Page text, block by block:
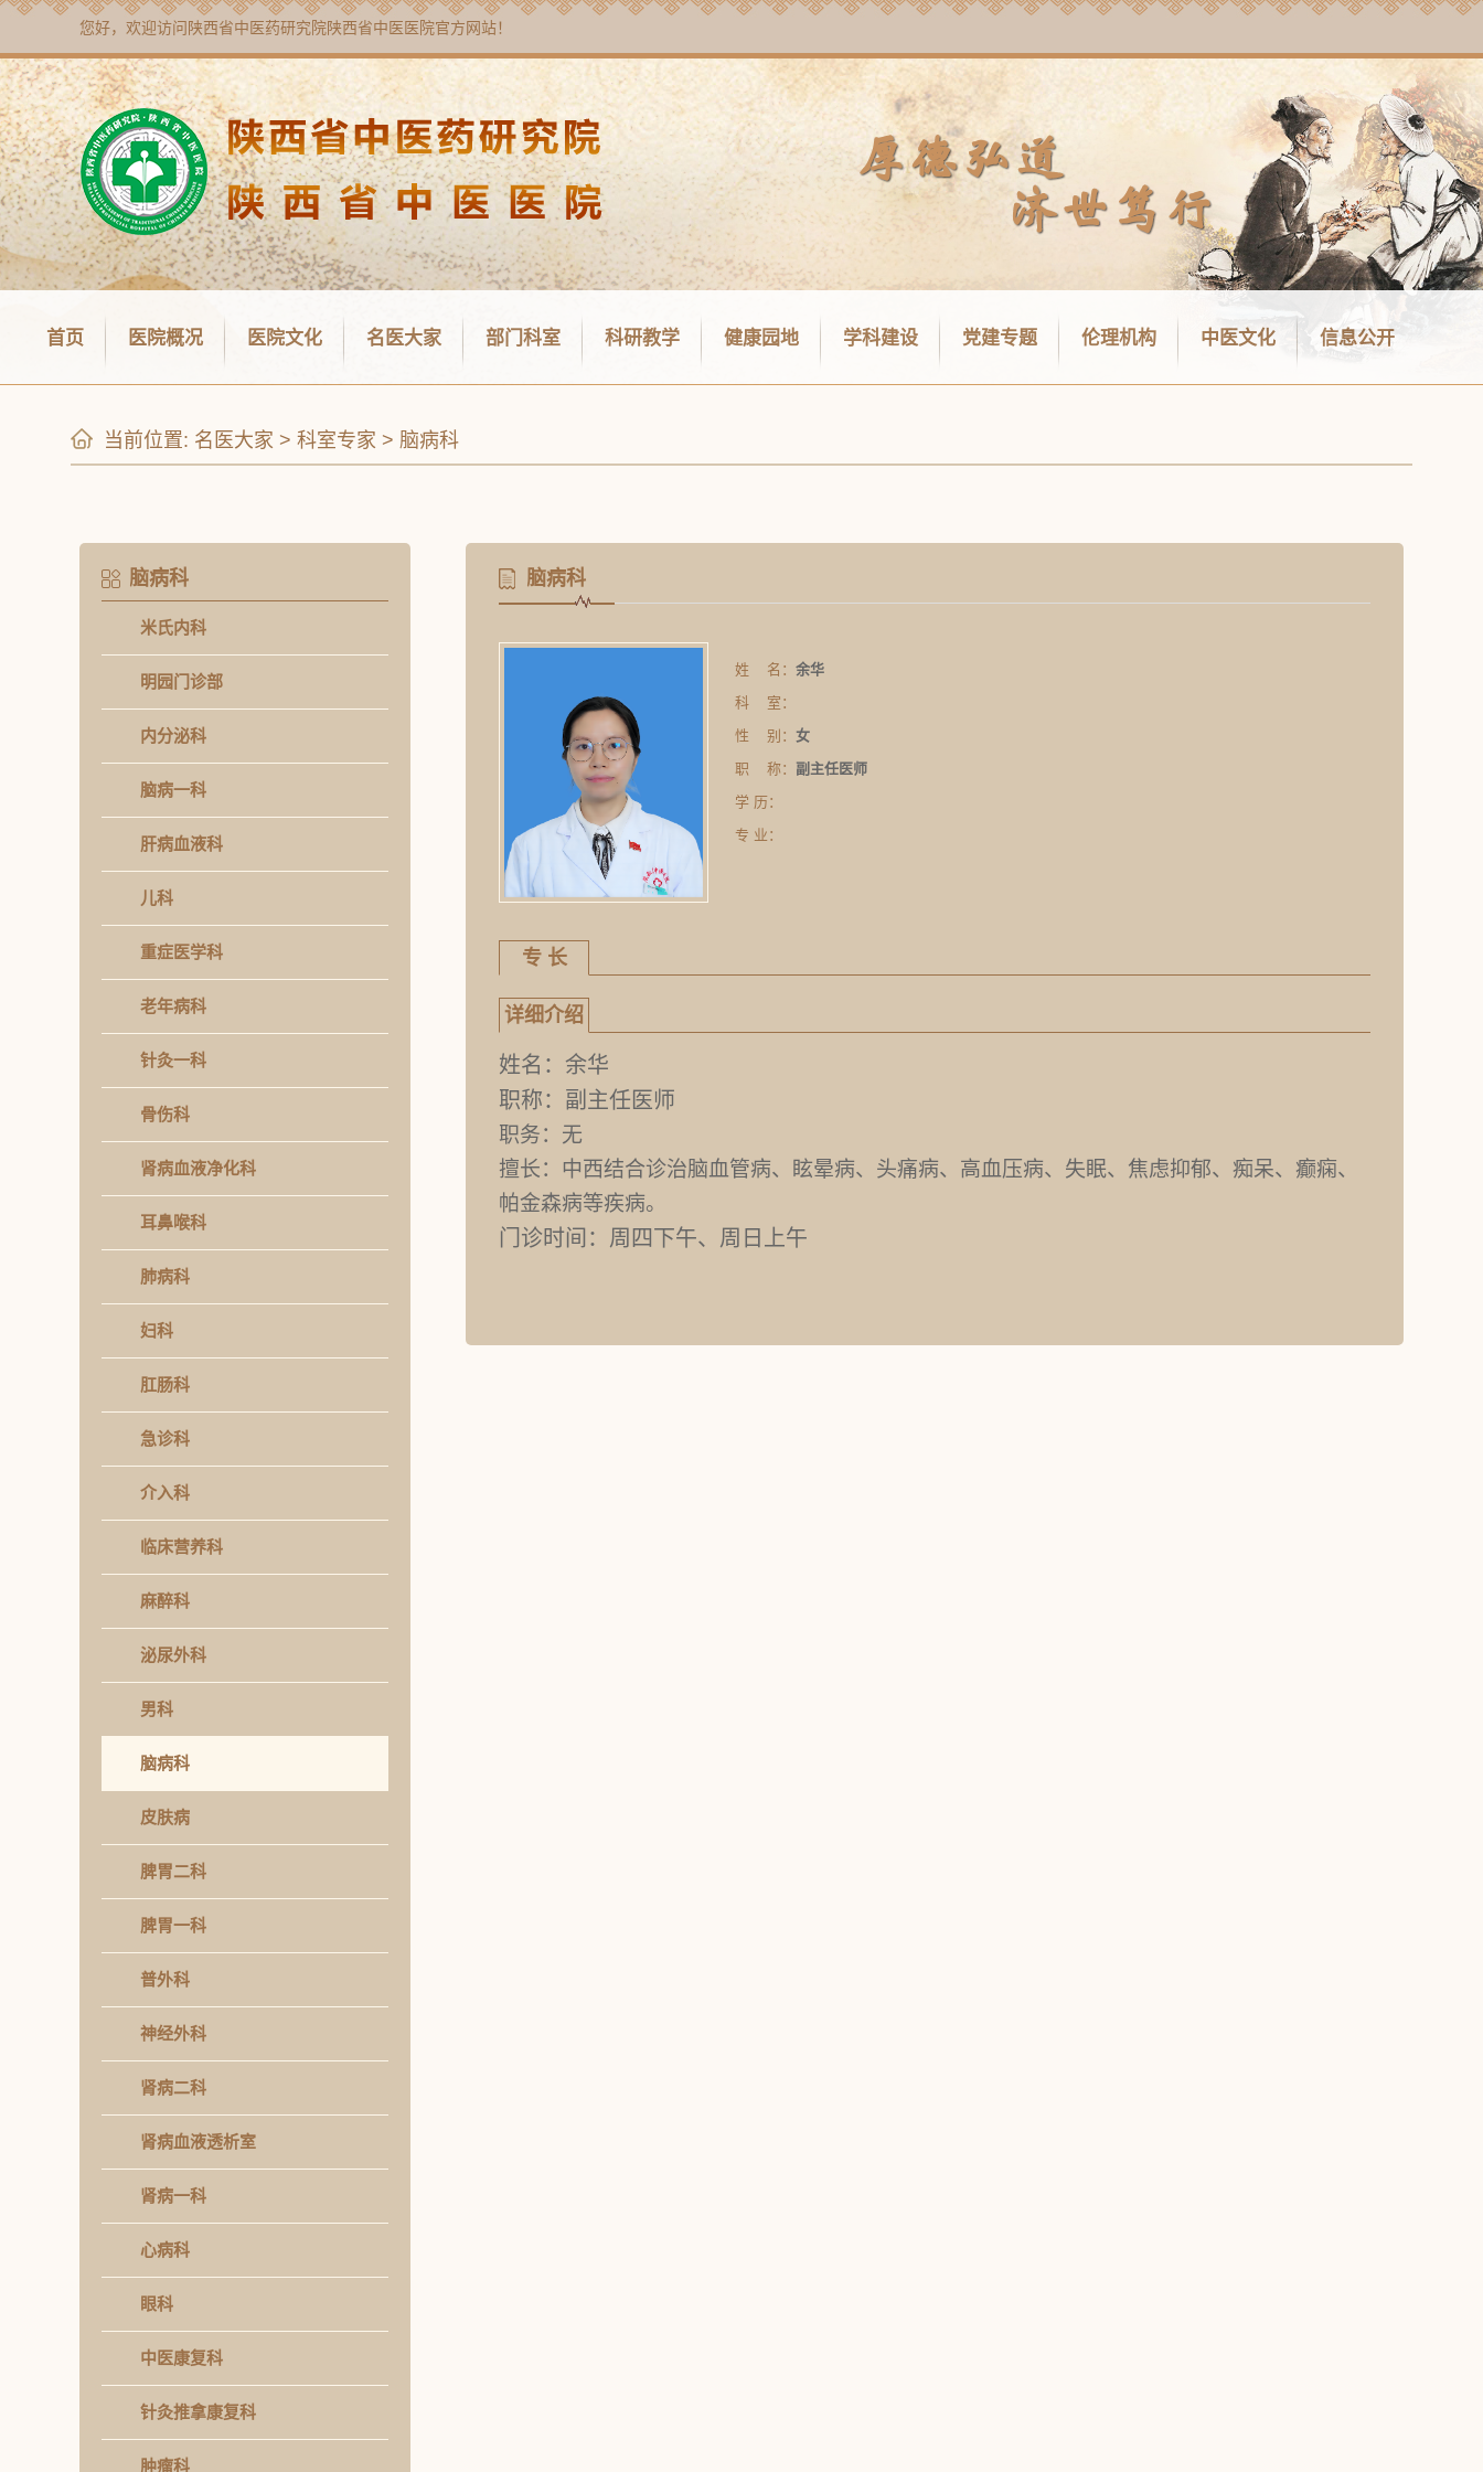
您好，欢迎访问 陕西省中医药研究院陕西省中医医院官方网站！
首页 医院概况 医院文化 名医大家 部门科室 科研教学 健康园地 学科建设 党建专题 伦理机构 中医文化 信息公开
当前位置: 名医大家 > 科室专家 > 脑病科
脑病科
米氏内科
明园门诊部
内分泌科
脑病一科
肝病血液科
儿科
重症医学科
老年病科
针灸一科
骨伤科
肾病血液净化科
耳鼻喉科
肺病科
妇科
肛肠科
急诊科
介入科
临床营养科
麻醉科
泌尿外科
男科
脑病科
皮肤病
脾胃二科
脾胃一科
普外科
神经外科
肾病二科
肾病血液透析室
肾病一科
心病科
眼科
中医康复科
针灸推拿康复科
肿瘤科
脑病科
姓 名： 余华
科 室：
性 别： 女
职 称： 副主任医师
学 历：
专 业：
专 长
详细介绍
姓名：余华
职称：副主任医师
职务：无
擅长：中西结合诊治脑血管病、眩晕病、头痛病、高血压病、失眠、焦虑抑郁、痴呆、癫痫、
帕金森病等疾病。
门诊时间：周四下午、周日上午